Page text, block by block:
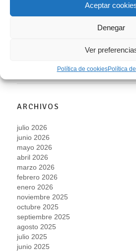
Aceptar
Denegar
Ver
Política de cookiesPolítica
Uncategorized
ARCHIVOS
julio 2026
junio 2026
mayo 2026
abril 2026
marzo 2026
febrero 2026
enero 2026
noviembre 2025
octubre 2025
septiembre 2025
agosto 2025
julio 2025
junio 2025